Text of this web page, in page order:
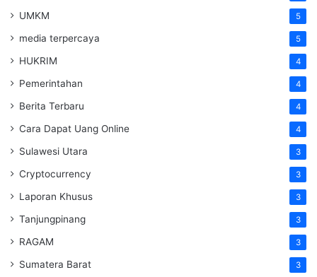
UMKM 5
media terpercaya 5
HUKRIM 4
Pemerintahan 4
Berita Terbaru 4
Cara Dapat Uang Online 4
Sulawesi Utara 3
Cryptocurrency 3
Laporan Khusus 3
Tanjungpinang 3
RAGAM 3
Sumatera Barat 3